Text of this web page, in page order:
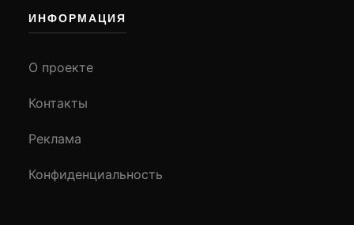
ИНФОРМАЦИЯ
О проекте
Контакты
Реклама
Конфиденциальность